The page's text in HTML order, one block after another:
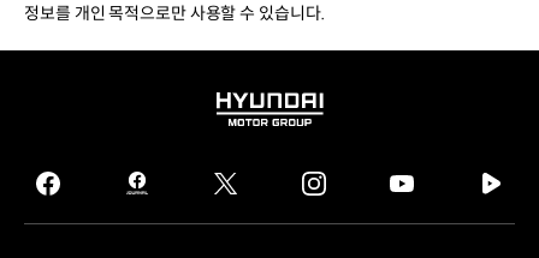
정보를 개인 목적으로만 사용할 수 있습니다.
HYUNDAI
GROUP
facebook
hmg
journal
twitter instagram
tv